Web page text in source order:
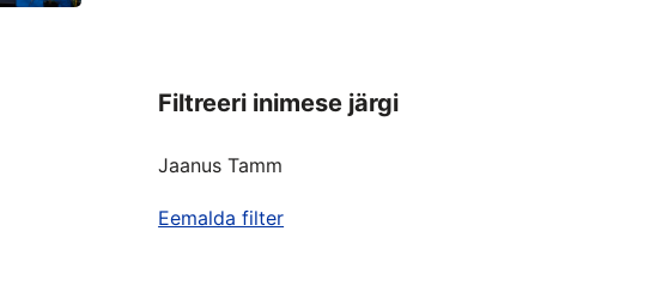
Filtreeri inimese järgi
Jaanus Tamm
Eemalda filter